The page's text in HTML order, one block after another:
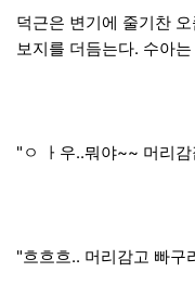
덕근은 변기에 줄기찬
보지를 더듬는다. 수아
"ㅇ ㅏ우..뭐야~~ 머리
"흐흐흐.. 머리감고 빠구